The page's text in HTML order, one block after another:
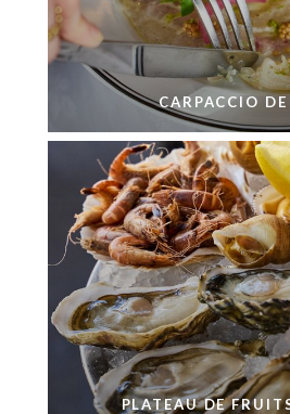
CARPACCIO DE
PLATEAU DE